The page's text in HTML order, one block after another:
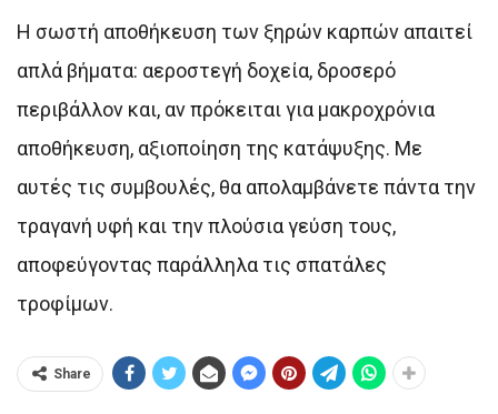
Η σωστή αποθήκευση των ξηρών καρπών απαιτεί
απλά βήματα: αεροστεγή δοχεία, δροσερό
περιβάλλον και, αν πρόκειται για μακροχρόνια
αποθήκευση, αξιοποίηση της κατάψυξης. Με
αυτές τις συμβουλές, θα απολαμβάνετε πάντα την
τραγανή υφή και την πλούσια γεύση τους,
αποφεύγοντας παράλληλα τις σπατάλες
τροφίμων.
Share